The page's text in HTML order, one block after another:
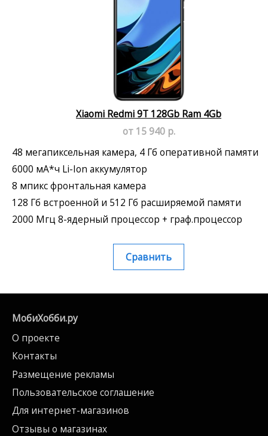
Xiaomi Redmi 9T 128Gb Ram 4Gb
от 15 940 р.
48 мегапиксельная камера, 4 Гб оперативной памяти
6000 мА*ч Li-Ion аккумулятор
8 мпикс фронтальная камера
128 Гб встроенной и 512 Гб расширяемой памяти
2000 Мгц 8-ядерный процессор + граф.процессор
Сравнить
МобиХобби.ру
О проекте
Контакты
Размещение рекламы
Пользовательское соглашение
Для интернет-магазинов
Отзывы о магазинах